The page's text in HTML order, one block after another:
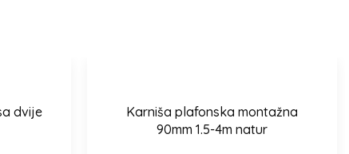
dvije
Odaberi opcije
Karniša plafonska montažna
90mm 1.5-4m natur